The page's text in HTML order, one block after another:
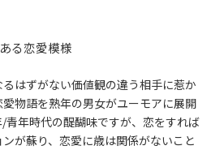
る恋愛模様
るはずがない価値観の違う相手に惹か
物語を熟年の男女がユーモアに展開
青年時代の醍醐味ですが、恋をすれば
が蘇り、恋愛に歳は関係がないこと